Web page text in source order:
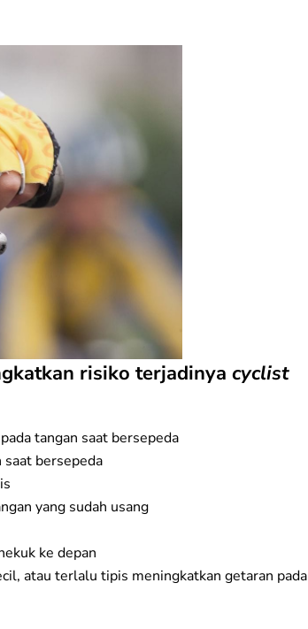
risiko terjadinyacyclist
tangan saat bersepeda
bersepeda
yang sudah usang
ke depan
atau terlalu tipis meningkatkan getaran pada